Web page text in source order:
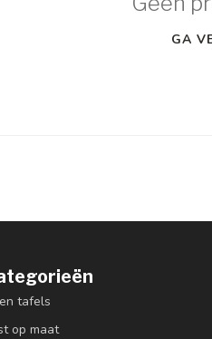
GA
tafels
op maat